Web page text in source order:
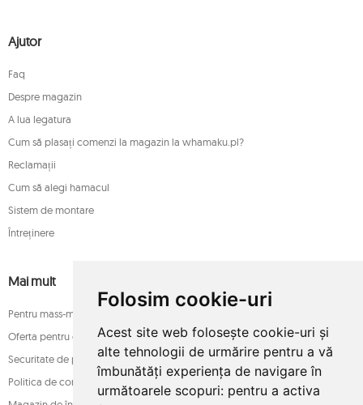
Folosim cookie-uri
Acest site web folosește cookie-uri și
alte tehnologii de urmărire pentru a vă
îmbunătăți experiența de navigare în
următoarele scopuri: pentru a activa
Ajutor
Faq
Despre magazin
A lua legatura
Cum să plasați comenzi la magazin la whamaku.pl?
Reclamații
Cum să alegi hamacul
Sistem de montare
Întreținere
Mai mult
Pentru mass-media
Oferta pentru companii
Securitate de plată
Politica de confidențialitate